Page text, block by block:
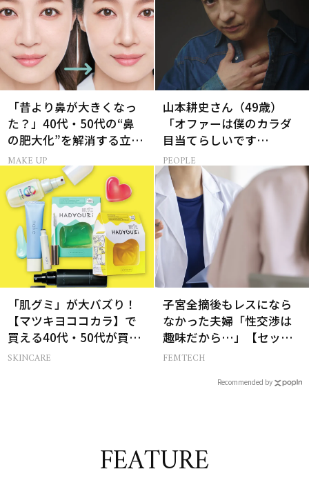
「昔より鼻が大きくなっ
た？」40代・50代の“鼻
の肥大化”を解消する立体
小鼻メイク
MAKE UP
山本耕史さん（49歳）
「オファーは僕のカラダ
目当てらしいです
（笑）」全編英語ミュー
ジカルへの挑戦
PEOPLE
「肌グミ」が大バズり！
【マツキヨココカラ】で
買える40代・50代が買う
べき夏コスメ
SKINCARE
子宮全摘後もレスになら
なかった夫婦「性交渉は
趣味だから…」【セック
スレス AND THE CITY -女
FEMTECH
Recommended by
FEATURE